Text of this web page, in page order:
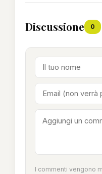
Discussione 0
I commenti vengono